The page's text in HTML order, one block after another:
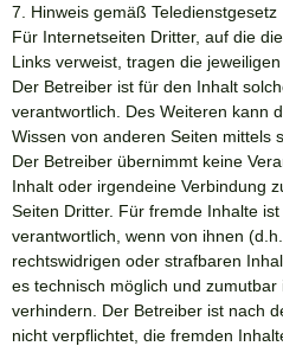
7. Hinweis gemäß Teledienstgesetz
Für Internetseiten Dritter, auf die
Links verweist, tragen die
Der Betreiber ist für den Inhalt
verantwortlich. Des Weiteren kann
Wissen von anderen Seiten mittels
Der Betreiber übernimmt keine
Inhalt oder irgendeine Verbindung
Seiten Dritter. Für fremde Inhalte
verantwortlich, wenn von ihnen
rechtswidrigen oder strafbaren
es technisch möglich und
verhindern. Der Betreiber ist nach
nicht verpflichtet, die fremden